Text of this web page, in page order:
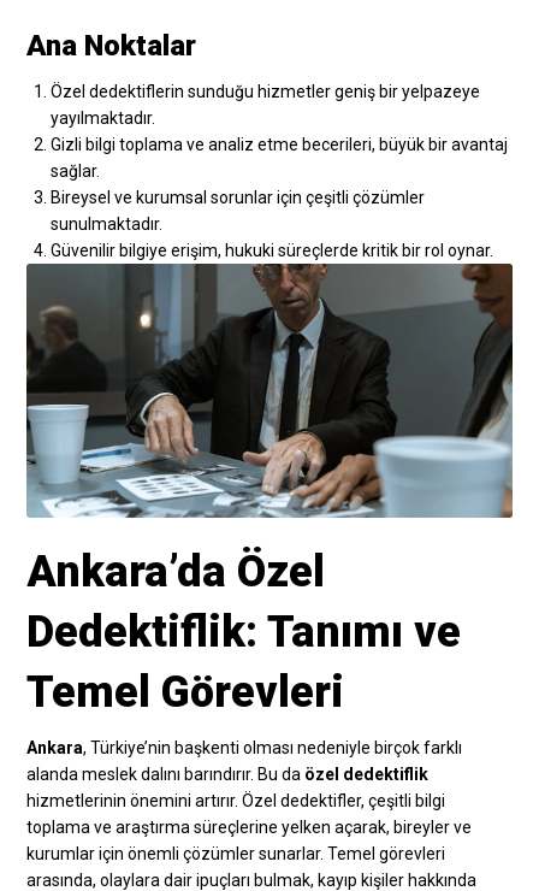
Ana Noktalar
Özel dedektiflerin sunduğu hizmetler geniş bir yelpazeye
yayılmaktadır.
Gizli bilgi toplama ve analiz etme becerileri, büyük bir avantaj
sağlar.
Bireysel ve kurumsal sorunlar için çeşitli çözümler
sunulmaktadır.
Güvenilir bilgiye erişim, hukuki süreçlerde kritik bir rol oynar.
Ankara’da Özel
Dedektiflik: Tanımı ve
Temel Görevleri
Ankara, Türkiye’nin başkenti olması nedeniyle birçok farklı
alanda meslek dalını barındırır. Bu da özel dedektiflik
hizmetlerinin önemini artırır. Özel dedektifler, çeşitli bilgi
toplama ve araştırma süreçlerine yelken açarak, bireyler ve
kurumlar için önemli çözümler sunarlar. Temel görevleri
arasında, olaylara dair ipuçları bulmak, kayıp kişiler hakkında